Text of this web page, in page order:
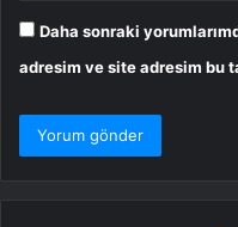
Daha sonraki
adresim ve site adresim bu